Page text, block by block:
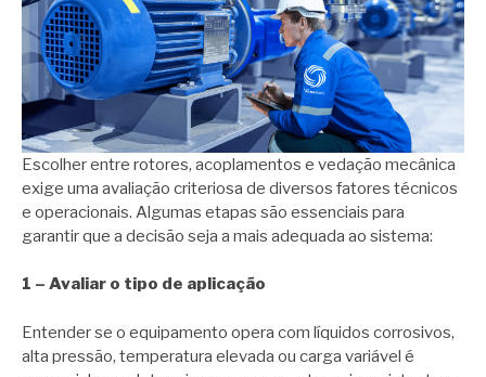
Escolher entre rotores, acoplamentos e vedação mecânica
exige uma avaliação criteriosa de diversos fatores técnicos
e operacionais. Algumas etapas são essenciais para
garantir que a decisão seja a mais adequada ao sistema:
1 – Avaliar o tipo de aplicação
Entender se o equipamento opera com líquidos corrosivos,
alta pressão, temperatura elevada ou carga variável é